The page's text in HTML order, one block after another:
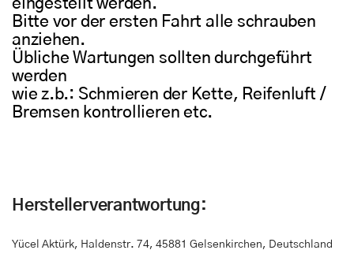
Bitte vor der ersten Fahrt alle schrauben
anziehen.
Übliche Wartungen sollten durchgeführt
werden
wie z.b.: Schmieren der Kette, Reifenluft /
Bremsen kontrollieren etc.
Herstellerverantwortung:
Yücel Aktürk, Haldenstr. 74, 45881 Gelsenkirchen, Deutschland